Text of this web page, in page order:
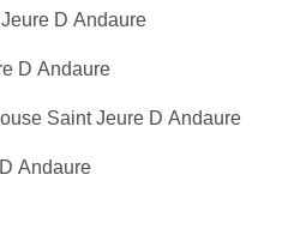
D Andaure
D Andaure
Tonte et réfection de pelouse Saint Jeure D Andaure
Andaure